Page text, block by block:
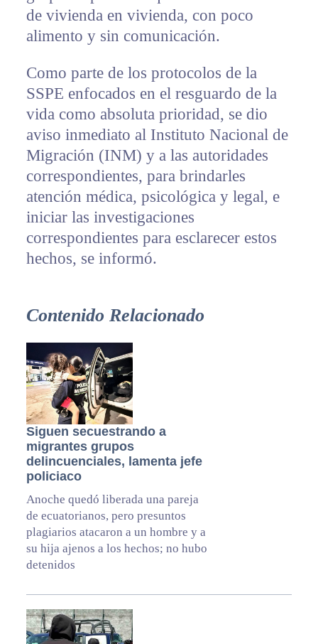
de vivienda en vivienda, con poco
alimento y sin comunicación.
Como parte de los protocolos de la
SSPE enfocados en el resguardo de la
vida como absoluta prioridad, se dio
aviso inmediato al Instituto Nacional de
Migración (INM) y a las autoridades
correspondientes, para brindarles
atención médica, psicológica y legal, e
iniciar las investigaciones
correspondientes para esclarecer estos
hechos, se informó.
Contenido Relacionado
Siguen secuestrando a
migrantes grupos
delincuenciales, lamenta jefe
policiaco
Anoche quedó liberada una pareja
de ecuatorianos, pero presuntos
plagiarios atacaron a un hombre y a
su hija ajenos a los hechos; no hubo
detenidos